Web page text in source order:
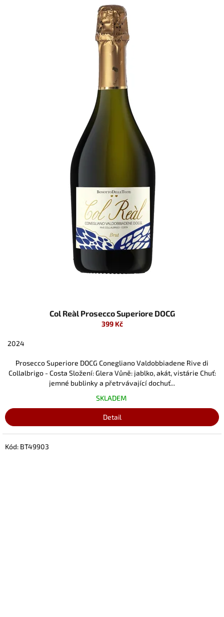
Col Reàl Prosecco Superiore DOCG
399 Kč
2024
Prosecco Superiore DOCG Conegliano Valdobbiadene Rive di
Collalbrigo - Costa Složení: Glera Vůně: jablko, akát, vistárie Chuť:
jemné bublinky a přetrvávající dochuť...
SKLADEM
Detail
Kód: BT49903